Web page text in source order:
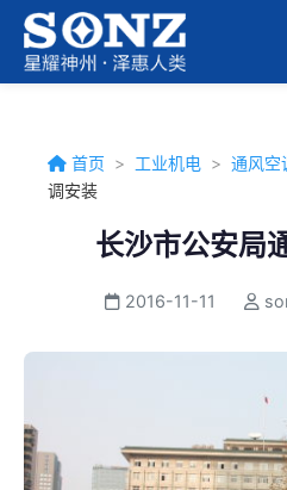
首页 > 工业机电 > 通风空
调安装
长沙市公安局
2016-11-11